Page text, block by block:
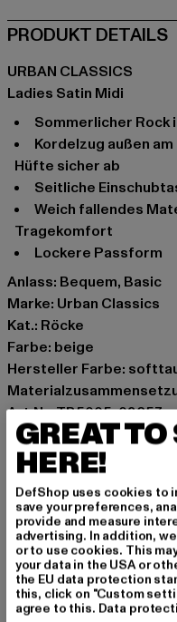
PRODUKT DETAILS
URBAN CLASSICS
Ladies Satin Midi
Sommerlicher
Kordelzug außen am elastischen Bund schließt die
Hüfte sicher ab
Seitliche
Weich fallendes Material sorgt für hervorragenden
Tragekomfort
Lockere Passform
Anlass: Bequem, Basic
Marke: Urban Classics
Kat.: Röcke
Farbe: beige
Hersteller Farbe:
Art.Nr: TB5005-03257
Hersteller: TB
Dr.-Robert-Murjahn-
DE
GRÖSSE &
PFLEGEHINWEISE
GREAT TO
HERE!
DefShop uses cookies to
save your preferences,
provide and measure
advertising. In addition,
or to use cookies. This
your data in the USA or
the EU data protection
this, click on "Custom
agree to this. Data